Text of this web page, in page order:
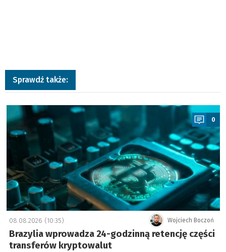
Sprawdź także:
a
0
Wojciech Boczoń
08.08.2026 (10:35)
Brazylia wprowadza 24-godzinną retencję części
transferów kryptowalut